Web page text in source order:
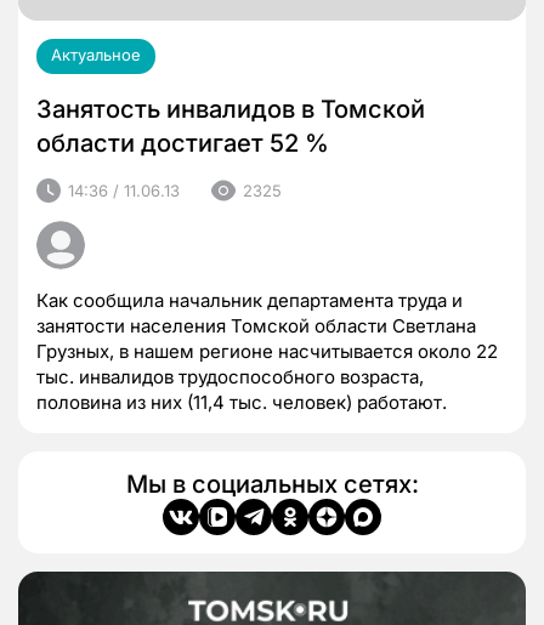
Актуальное
Занятость инвалидов в Томской
области достигает 52 %
14:36 / 11.06.13 2325
Как сообщила начальник департамента труда и
занятости населения Томской области Светлана
Грузных, в нашем регионе насчитывается около 22
тыс. инвалидов трудоспособного возраста,
половина из них (11,4 тыс. человек) работают.
Мы в социальных сетях: